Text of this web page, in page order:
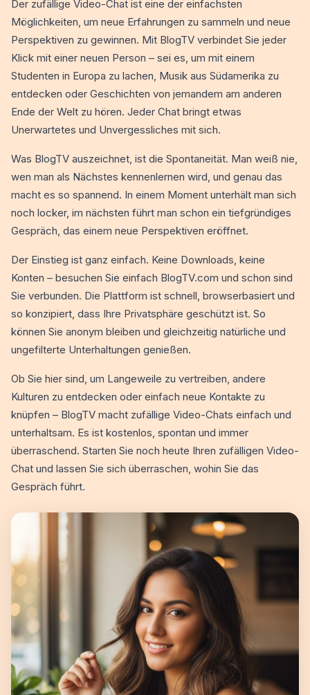
Der zufällige Video-Chat ist eine der einfachsten
Möglichkeiten, um neue Erfahrungen zu sammeln und neue
Perspektiven zu gewinnen. Mit BlogTV verbindet Sie jeder
Klick mit einer neuen Person – sei es, um mit einem
Studenten in Europa zu lachen, Musik aus Südamerika zu
entdecken oder Geschichten von jemandem am anderen
Ende der Welt zu hören. Jeder Chat bringt etwas
Unerwartetes und Unvergessliches mit sich.
Was BlogTV auszeichnet, ist die Spontaneität. Man weiß nie,
wen man als Nächstes kennenlernen wird, und genau das
macht es so spannend. In einem Moment unterhält man sich
noch locker, im nächsten führt man schon ein tiefgründiges
Gespräch, das einem neue Perspektiven eröffnet.
Der Einstieg ist ganz einfach. Keine Downloads, keine
Konten – besuchen Sie einfach BlogTV.com und schon sind
Sie verbunden. Die Plattform ist schnell, browserbasiert und
so konzipiert, dass Ihre Privatsphäre geschützt ist. So
können Sie anonym bleiben und gleichzeitig natürliche und
ungefilterte Unterhaltungen genießen.
Ob Sie hier sind, um Langeweile zu vertreiben, andere
Kulturen zu entdecken oder einfach neue Kontakte zu
knüpfen – BlogTV macht zufällige Video-Chats einfach und
unterhaltsam. Es ist kostenlos, spontan und immer
überraschend. Starten Sie noch heute Ihren zufälligen Video-
Chat und lassen Sie sich überraschen, wohin Sie das
Gespräch führt.